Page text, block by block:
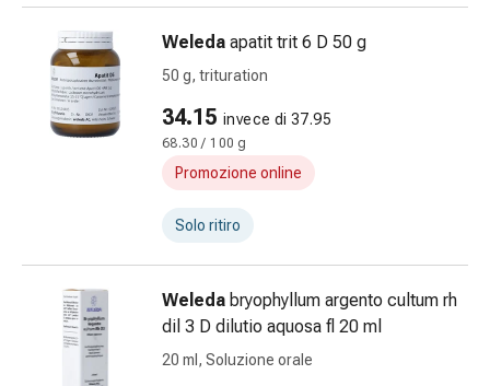
oculare
Cuore,
circolazione
e
sostegno
Circolazione
Weleda apatit trit 6 D 50 g
50 g, trituration
34.15 invece di 37.95
68.30 / 100 g
Promozione online
Solo ritiro
Weleda bryophyllum argento cultum rh
dil 3 D dilutio aquosa fl 20 ml
20 ml, Soluzione orale